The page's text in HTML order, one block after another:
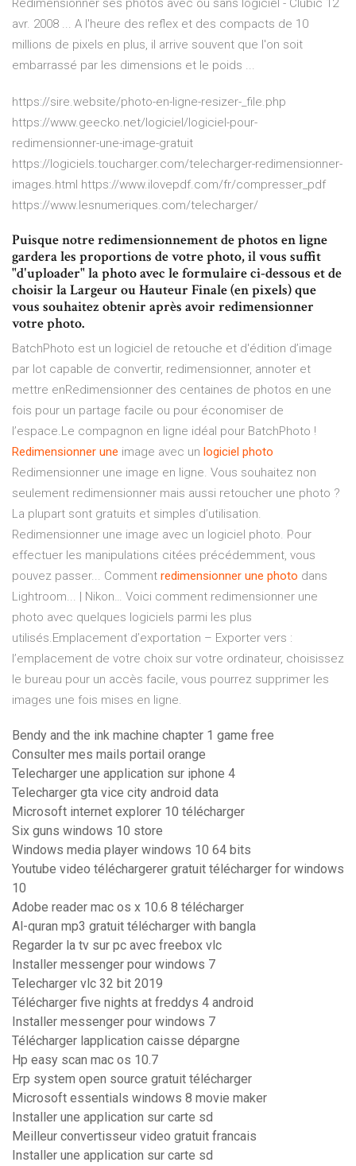
Redimensionner ses photos avec ou sans logiciel - Clubic 12
avr. 2008 ... A l'heure des reflex et des compacts de 10
millions de pixels en plus, il arrive souvent que l'on soit
embarrassé par les dimensions et le poids ...
https://sire.website/photo-en-ligne-resizer-_file.php
https://www.geecko.net/logiciel/logiciel-pour-
redimensionner-une-image-gratuit
https://logiciels.toucharger.com/telecharger-redimensionner-
images.html https://www.ilovepdf.com/fr/compresser_pdf
https://www.lesnumeriques.com/telecharger/
Puisque notre redimensionnement de photos en ligne
gardera les proportions de votre photo, il vous suffit
"d'uploader" la photo avec le formulaire ci-dessous et de
choisir la Largeur ou Hauteur Finale (en pixels) que
vous souhaitez obtenir après avoir redimensionner
votre photo.
BatchPhoto est un logiciel de retouche et d'édition d’image
par lot capable de convertir, redimensionner, annoter et
mettre enRedimensionner des centaines de photos en une
fois pour un partage facile ou pour économiser de
l’espace.Le compagnon en ligne idéal pour BatchPhoto !
Redimensionner une image avec un logiciel photo
Redimensionner une image en ligne. Vous souhaitez non
seulement redimensionner mais aussi retoucher une photo ?
La plupart sont gratuits et simples d’utilisation.
Redimensionner une image avec un logiciel photo. Pour
effectuer les manipulations citées précédemment, vous
pouvez passer... Comment redimensionner une photo dans
Lightroom... | Nikon… Voici comment redimensionner une
photo avec quelques logiciels parmi les plus
utilisés.Emplacement d’exportation – Exporter vers :
l’emplacement de votre choix sur votre ordinateur, choisissez
le bureau pour un accès facile, vous pourrez supprimer les
images une fois mises en ligne.
Bendy and the ink machine chapter 1 game free
Consulter mes mails portail orange
Telecharger une application sur iphone 4
Telecharger gta vice city android data
Microsoft internet explorer 10 télécharger
Six guns windows 10 store
Windows media player windows 10 64 bits
Youtube video téléchargerer gratuit télécharger for windows
10
Adobe reader mac os x 10.6 8 télécharger
Al-quran mp3 gratuit télécharger with bangla
Regarder la tv sur pc avec freebox vlc
Installer messenger pour windows 7
Telecharger vlc 32 bit 2019
Télécharger five nights at freddys 4 android
Installer messenger pour windows 7
Télécharger lapplication caisse dépargne
Hp easy scan mac os 10.7
Erp system open source gratuit télécharger
Microsoft essentials windows 8 movie maker
Installer une application sur carte sd
Meilleur convertisseur video gratuit francais
Installer une application sur carte sd